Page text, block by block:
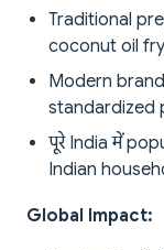
Traditional
coconut oil
Modern
standardized
पूरे India में
Indian
Global Impact: